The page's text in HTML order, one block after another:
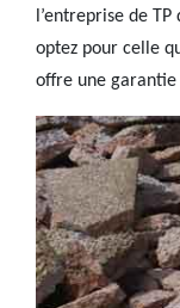
l’entreprise de
optez pour celle
offre une garantie